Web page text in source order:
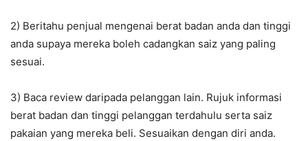
2) Beritahu penjual mengenai berat badan anda dan tinggi
anda supaya mereka boleh cadangkan saiz yang paling
sesuai.
3) Baca review daripada pelanggan lain. Rujuk informasi
berat badan dan tinggi pelanggan terdahulu serta saiz
pakaian yang mereka beli. Sesuaikan dengan diri anda.